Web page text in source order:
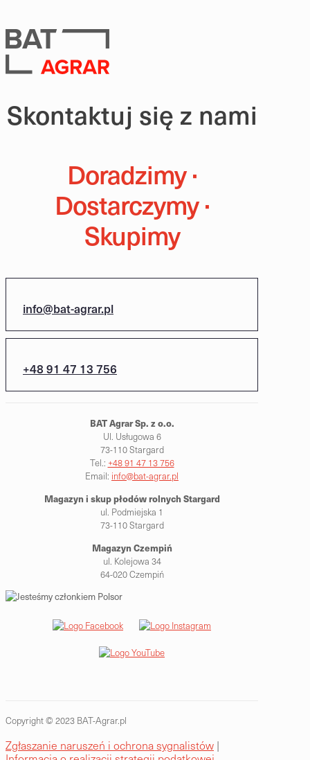
Skontaktuj się z nami
Doradzimy ·
Dostarczymy ·
Skupimy
info@bat-agrar.pl
+48 91 47 13 756
BAT Agrar Sp. z o.o.
Ul. Usługowa 6
73-110 Stargard
Tel.: +48 91 47 13 756
Email: info@bat-agrar.pl
Magazyn i skup płodów rolnychStargard
ul. Podmiejska 1
73-110 Stargard
Magazyn Czempiń
ul. Kolejowa 34
64-020 Czempiń
Copyright © 2023 BAT-Agrar.pl
Zgłaszanie naruszeń i ochrona sygnalistów |